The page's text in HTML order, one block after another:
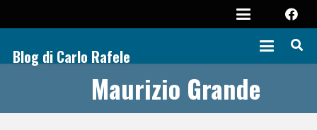
Blog di Carlo Rafele
Maurizio Grande